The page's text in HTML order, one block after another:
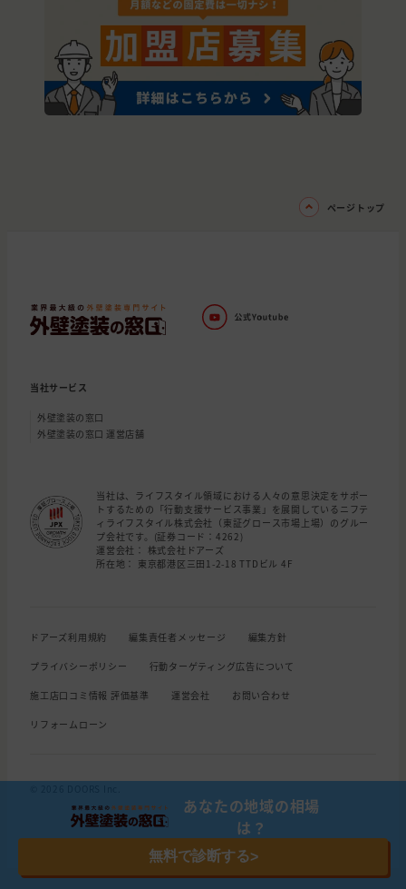
ページトップ
当社サービス
外壁塗装の窓口
外壁塗装の窓口 運営店舗
当社は、ライフスタイル領域における人々の意思決定をサポー
トするための「行動支援サービス事業」を展開しているニフテ
ィライフスタイル株式会社（東証グロース市場上場）のグルー
プ会社です。(証券コード：4262)
運営会社： 株式会社ドアーズ
所在地： 東京都港区三田1-2-18 TTDビル 4F
ドアーズ利用規約 編集責任者メッセージ 編集方針
プライバシーポリシー 行動ターゲティング広告について
施工店口コミ情報 評価基準 運営会社 お問い合わせ
リフォームローン
あなたの地域の相場
は？
無料で診断する>